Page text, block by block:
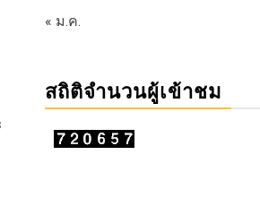
« ม.ค.
สถิติจำนวนผู้เข้าชม